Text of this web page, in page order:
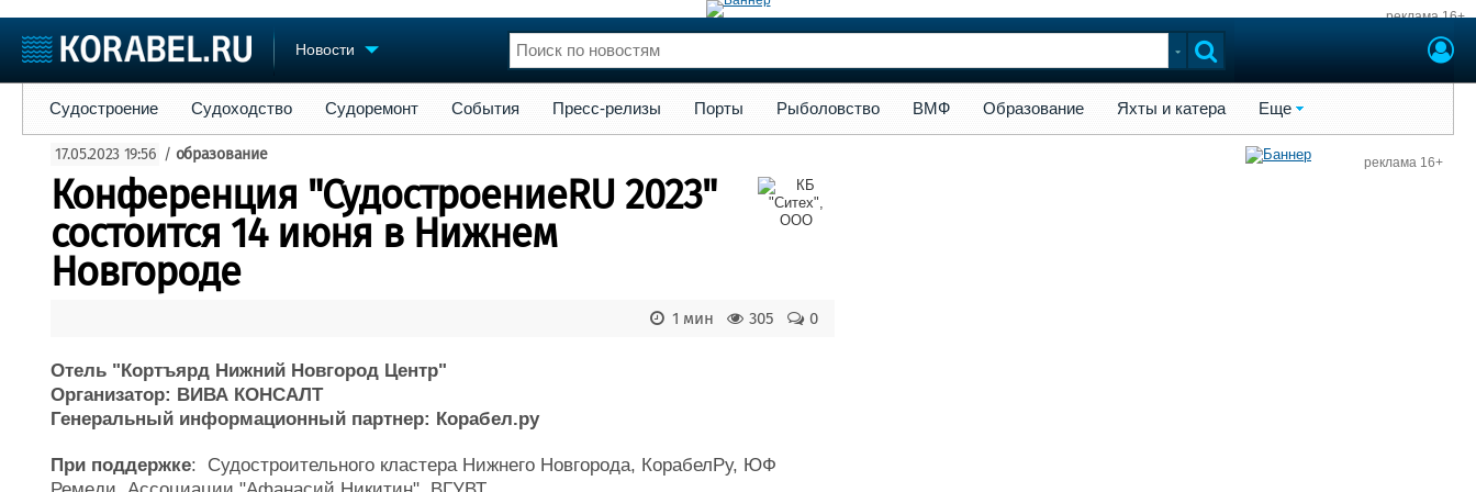
реклама 16+
Новости
Судостроение
Пульс
Новости
Репутация
Работа
Торговая площадка
Доска объявлений
Продажа флота
Оборудование
Изделия
Материалы
Услуги
Конференции
Личности
Словарь
Флот
Форум
Судостроение Судоходство Судоремонт События Пресс-релизы Порты Рыболовство ВМФ Образование Яхты и катера Еще
17.05.2023 19:56 / образование
Конференция "СудостроениеRU 2023"
состоится 14 июня в Нижнем
Новгороде
0
305
1 мин
Отель "Кортъярд Нижний Новгород Центр"
Организатор: ВИВА КОНСАЛТ
Генеральный информационный партнер: Корабел.ру
При поддержке: Судостроительного кластера Нижнего Новгорода, КорабелРу, ЮФ
реклама 16+